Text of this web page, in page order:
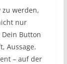
zu werden,
nur
Button
Aussage.
– auf der